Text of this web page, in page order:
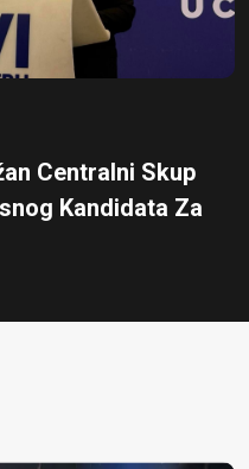
Centralni Skup
Kandidata Za